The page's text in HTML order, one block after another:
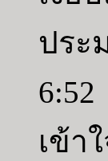
ประ
เข้า